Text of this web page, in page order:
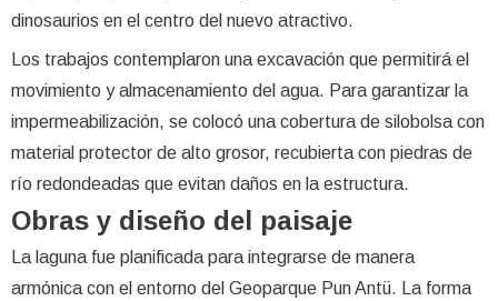
dinosaurios en el centro del nuevo atractivo.
Los trabajos contemplaron una excavación que permitirá el
movimiento y almacenamiento del agua. Para garantizar la
impermeabilización, se colocó una cobertura de silobolsa con
material protector de alto grosor, recubierta con piedras de
río redondeadas que evitan daños en la estructura.
Obras y diseño del paisaje
La laguna fue planificada para integrarse de manera
armónica con el entorno del Geoparque Pun Antü. La forma